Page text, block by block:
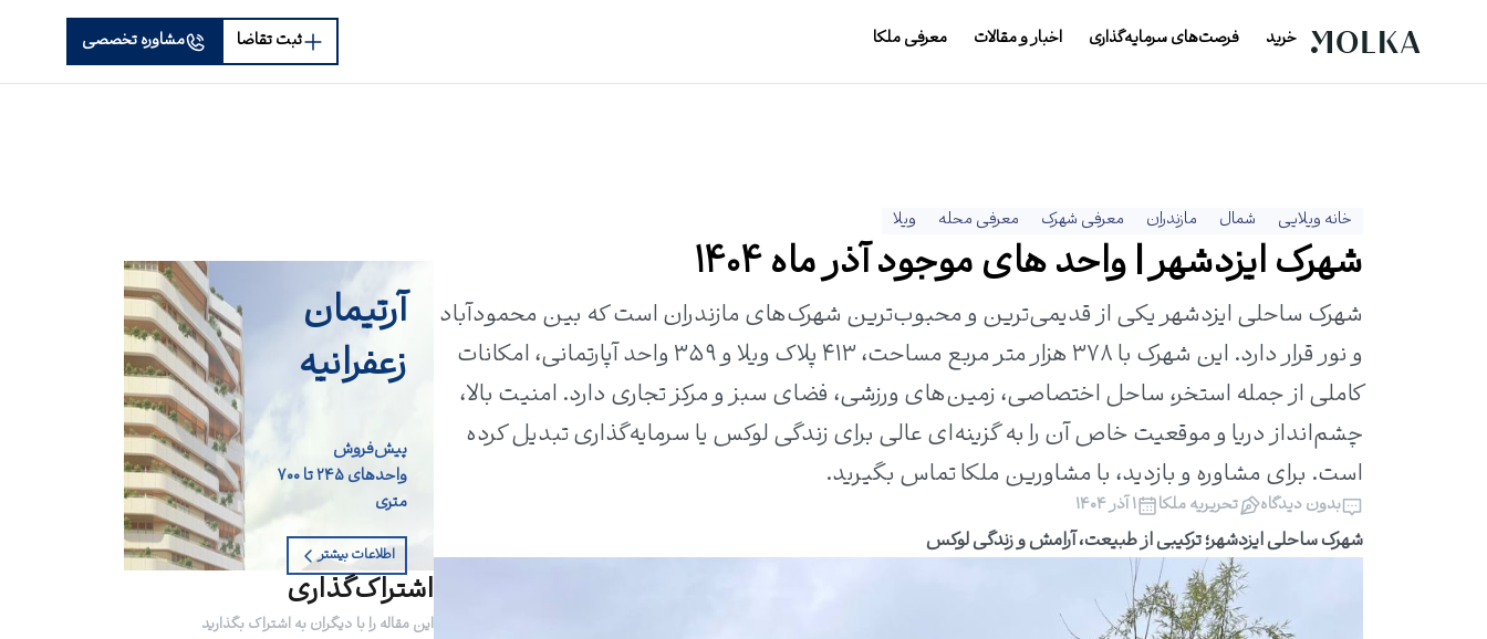
خرید فرصت‌های سرمایه‌گذاری اخبار و مقالات معرفی ملکا ثبت تقاضا مشاوره تخصصی
خانه ویلایی شمال مازندران معرفی شهرک معرفی محله ویلا
شهرک ایزدشهر | واحد های موجود آذر ماه 1404
شهرک ساحلی ایزدشهر یکی از قدیمی‌ترین و محبوب‌ترین شهرک‌های مازندران است که بین محمودآباد
و نور قرار دارد. این شهرک با ۳۷۸ هزار متر مربع مساحت، ۴۱۳ پلاک ویلا و ۳۵۹ واحد آپارتمانی، امکانات
کاملی از جمله استخر، ساحل اختصاصی، زمین‌های ورزشی، فضای سبز و مرکز تجاری دارد. امنیت بالا،
چشم‌انداز دریا و موقعیت خاص آن را به گزینه‌ای عالی برای زندگی لوکس یا سرمایه‌گذاری تبدیل کرده
است. برای مشاوره و بازدید، با مشاورین ملکا تماس بگیرید.
بدون دیدگاه تحریریه ملکا ۱ آذر ۱۴۰۴
شهرک ساحلی ایزدشهر؛ ترکیبی از طبیعت، آرامش و زندگی لوکس
آرتیمان
زعفرانیه
پیش‌فروش
واحد‌های ۲۴۵ تا ۷۰۰
متری
اطلاعات بیشتر
اشتراک‌گذاری
این مقاله را با دیگران به اشتراک بگذارید